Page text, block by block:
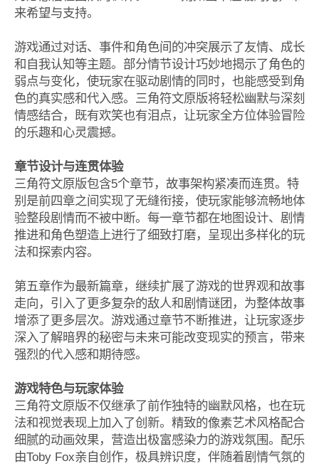
来希望与支持。
游戏通过对话、事件和角色间的冲突展示了友情、成长
和自我认知等主题。部分情节设计巧妙地揭示了角色的
弱点与变化，使玩家在驱动剧情的同时，也能感受到角
色的真实感和代入感。三角符文原版将轻松幽默与深刻
情感结合，既有欢笑也有泪点，让玩家全方位体验冒险
的乐趣和心灵震撼。
章节设计与连贯体验
三角符文原版包含5个章节，故事架构紧凑而连贯。特
别是前四章之间实现了无缝衔接，使玩家能够流畅地体
验整段剧情而不被中断。每一章节都在地图设计、剧情
推进和角色塑造上进行了细致打磨，呈现出多样化的玩
法和探索内容。
第五章作为最新篇章，继续扩展了游戏的世界观和故事
走向，引入了更多复杂的敌人和剧情谜团，为整体故事
增添了更多层次。游戏通过章节不断推进，让玩家逐步
深入了解暗界的秘密与未来可能改变现实的预言，带来
强烈的代入感和期待感。
游戏特色与玩家体验
三角符文原版不仅继承了前作独特的幽默风格，也在玩
法和视觉表现上加入了创新。精致的像素艺术风格配合
细腻的动画效果，营造出极富感染力的游戏氛围。配乐
由Toby Fox亲自创作，极具辨识度，伴随着剧情气氛的